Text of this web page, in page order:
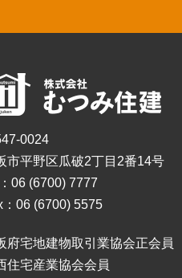
0024
市平野区瓜破2丁目2番14号
06 (6700) 7777
：06 (6700) 5575
府宅地建物取引業協会正会員
住宅産業協会会員